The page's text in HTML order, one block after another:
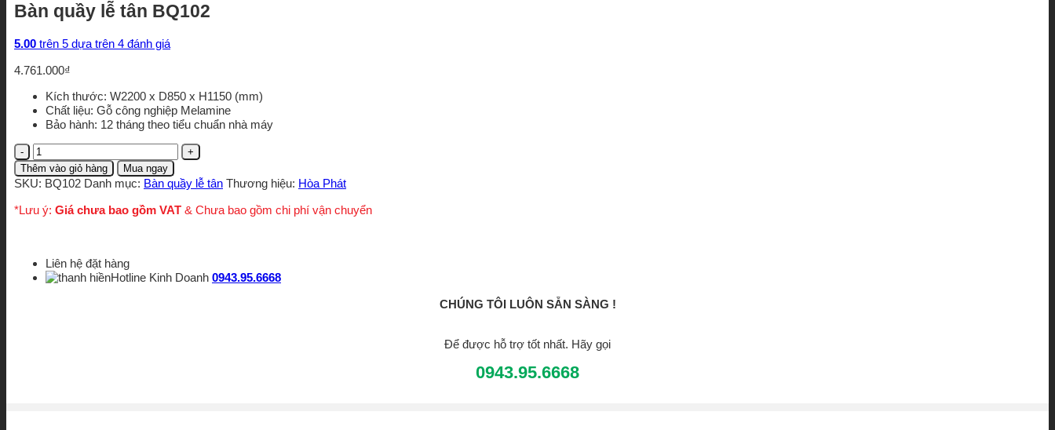
Bàn quầy lễ tân BQ102
5.00 trên 5 dựa trên 4 đánh giá
4.761.000₫
Kích thước: W2200 x D850 x H1150 (mm)
Chất liệu: Gỗ công nghiệp Melamine
Bảo hành: 12 tháng theo tiểu chuẩn nhà máy
Bàn
quầy
lễ
tân
BQ102
số
Thêm vào giỏ hàng Mua ngay
SKU: BQ102 Danh mục: Bàn quầy lễ tân Thương hiệu: Hòa Phát
*Lưu ý: Giá chưa bao gồm VAT & Chưa bao gồm chi phí vận chuyển
Liên hệ đặt hàng
Hotline Kinh Doanh 0943.95.6668
CHÚNG TÔI LUÔN SẴN SÀNG !
Để được hỗ trợ tốt nhất. Hãy gọi
0943.95.6668